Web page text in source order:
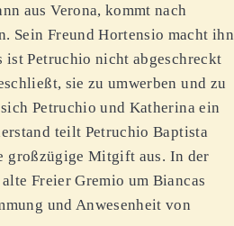
aus Verona, kommt nach
Sein Freund Hortensio macht ihn
ist Petruchio nicht abgeschreckt
sie zu umwerben und zu
Petruchio und Katherina ein
teilt Petruchio Baptista
großzügige Mitgift aus. In der
Freier Gremio um Biancas
und Anwesenheit von